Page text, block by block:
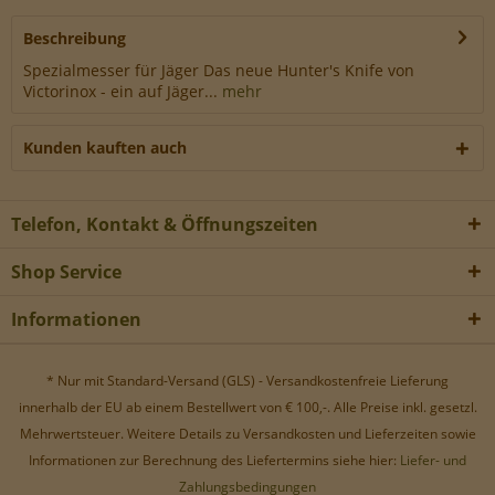
Beschreibung
Spezialmesser für Jäger Das neue Hunter's Knife von
Victorinox - ein auf Jäger... mehr
Kunden kauften auch
Telefon, Kontakt & Öffnungszeiten
Shop Service
Informationen
* Nur mit Standard-Versand (GLS) - Versandkostenfreie Lieferung
innerhalb der EU ab einem Bestellwert von € 100,-. Alle Preise inkl. gesetzl.
Mehrwertsteuer. Weitere Details zu Versandkosten und Lieferzeiten sowie
Informationen zur Berechnung des Liefertermins siehe hier: Liefer- und
Zahlungsbedingungen